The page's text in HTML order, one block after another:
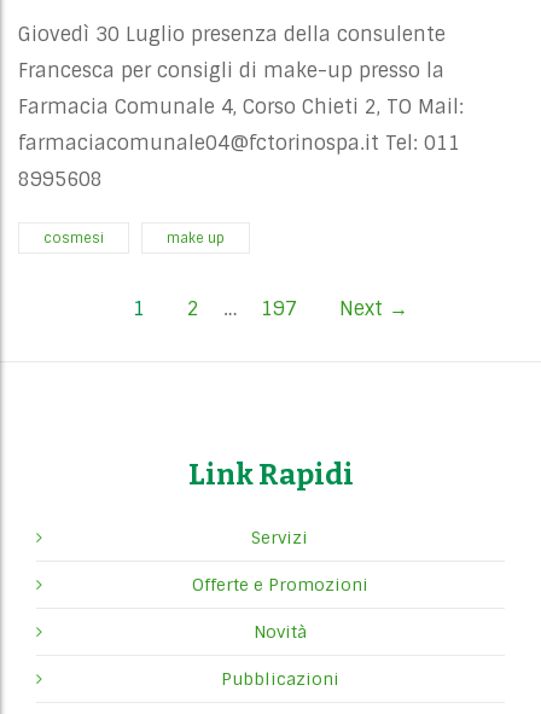
Giovedì 30 Luglio presenza della consulente
Francesca per consigli di make-up presso la
Farmacia Comunale 4, Corso Chieti 2, TO Mail:
farmaciacomunale04@fctorinospa.it Tel: 011
8995608
cosmesi make up
n
a
v
1 2 … 197 Next →
Link Rapidi
Servizi
Offerte e Promozioni
Novità
Pubblicazioni